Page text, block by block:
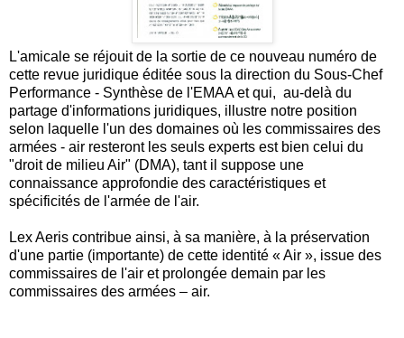
L'amicale se réjouit de la sortie de ce nouveau numéro de
cette revue juridique éditée sous la direction du Sous-Chef
Performance - Synthèse de l'EMAA et qui, au-delà du
partage d'informations juridiques, illustre notre position
selon laquelle l'un des domaines où les commissaires des
armées - air resteront les seuls experts est bien celui du
"droit de milieu Air" (DMA), tant il suppose une
connaissance approfondie des caractéristiques et
spécificités de l'armée de l'air.
Lex Aeris contribue ainsi, à sa manière, à la préservation
d'une partie (importante) de cette identité « Air », issue des
commissaires de l'air et prolongée demain par les
commissaires des armées – air.